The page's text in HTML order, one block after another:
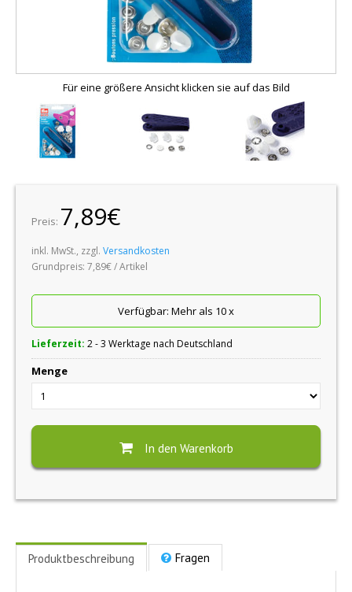
Für eine größere Ansicht klicken sie auf das Bild
Preis: 7,89€
inkl. MwSt., zzgl.Versandkosten
Grundpreis:7,89€ / Artikel
Verfügbar: Mehr als 10x
Lieferzeit:2 - 3 Werktage nach Deutschland
Menge
In den Warenkorb
Produktbeschreibung Fragen